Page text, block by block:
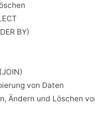
BY)
von Daten
Ändern und Löschen